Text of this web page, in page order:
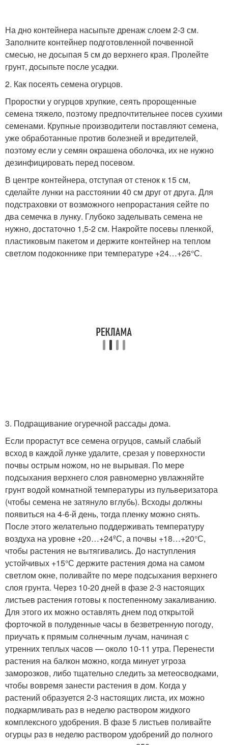
На дно контейнера насыпьте дренаж слоем 2-3 см.
Заполните контейнер подготовленной почвенной
смесью, не досыпая 5 см до верхнего края. Пролейте
грунт, досыпьте после усадки.
2. Как посеять семена огурцов.
Проростки у огурцов хрупкие, сеять пророщенные
семена тяжело, поэтому предпочтительнее посев сухими
семенами. Крупные производители поставляют семена,
уже обработанные против болезней и вредителей,
поэтому если у семян окрашена оболочка, их не нужно
дезинфицировать перед посевом.
В центре контейнера, отступая от стенок к 15 см,
сделайте лунки на расстоянии 40 см друг от друга. Для
подстраховки от возможного непрорастания сейте по
два семечка в лунку. Глубоко заделывать семена не
нужно, достаточно 1,5-2 см. Накройте посевы пленкой,
пластиковым пакетом и держите контейнер на теплом
светлом подоконнике при температуре +24…+26°С.
3. Подращивание огуречной рассады дома.
Если прорастут все семена огруцов, самый слабый
всход в каждой лунке удалите, срезая у поверхности
почвы острым ножом, но не вырывая. По мере
подсыхания верхнего слоя равномерно увлажняйте
грунт водой комнатной температуры из пульверизатора
(чтобы семена не затянуло вглубь). Всходы должны
появиться на 4-6-й день, тогда пленку можно снять.
После этого желательно поддерживать температуру
воздуха на уровне +20…+24ºС, а почвы +18…+20°С,
чтобы растения не вытягивались. До наступления
устойчивых +15°С держите растения дома на самом
светлом окне, поливайте по мере подсыхания верхнего
слоя грунта. Через 10-20 дней в фазе 2-3 настоящих
листьев растения готовы к постепенному закаливанию.
Для этого их можно оставлять днем под открытой
форточкой в полуденные часы в безветренную погоду,
приучать к прямым солнечным лучам, начиная с
утренних теплых часов — около 10-11 утра. Перенести
растения на балкон можно, когда минует угроза
заморозков, либо тщательно следить за метеосводками,
чтобы вовремя занести растения в дом. Когда у
растений образуется 2-3 настоящих листа, их можно
подкармливать раз в неделю раствором жидкого
комплексного удобрения. В фазе 5 листьев поливайте
огурцы раз в неделю раствором удобрений до полного